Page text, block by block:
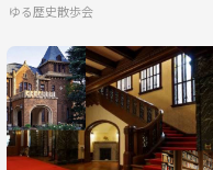
ゆる歴史散歩会